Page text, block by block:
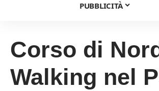
PUBBLICITÀ
Corso di
Walking nel